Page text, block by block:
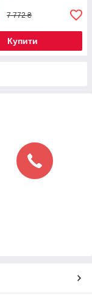
7 772 ₴
Купити